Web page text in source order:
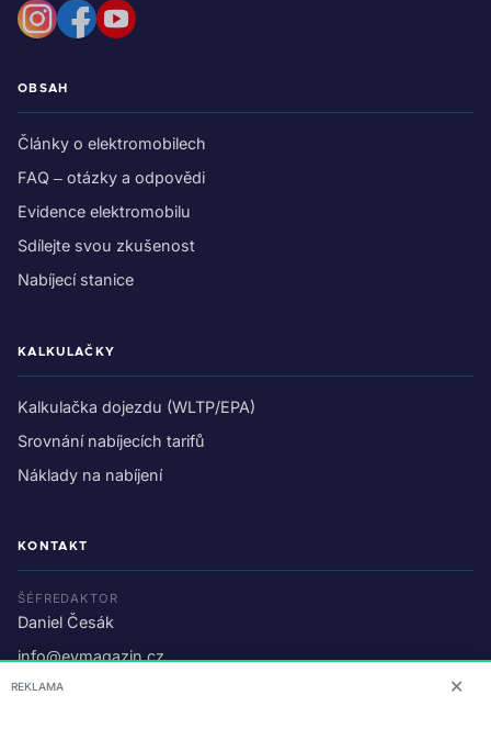
OBSAH
Články o elektromobilech
FAQ – otázky a odpovědi
Evidence elektromobilu
Sdílejte svou zkušenost
Nabíjecí stanice
KALKULAČKY
Kalkulačka dojezdu (WLTP/EPA)
Srovnání nabíjecích tarifů
Náklady na nabíjení
KONTAKT
ŠÉFREDAKTOR
Daniel Česák
info@evmagazin.cz
O nás
REKLAMA ✕